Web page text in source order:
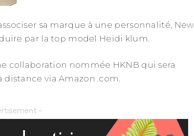
sa marque à une personnalité, New
par la top model Heidi klum.
collaboration nommée HKNB qui sera
via Amazon .com.
–